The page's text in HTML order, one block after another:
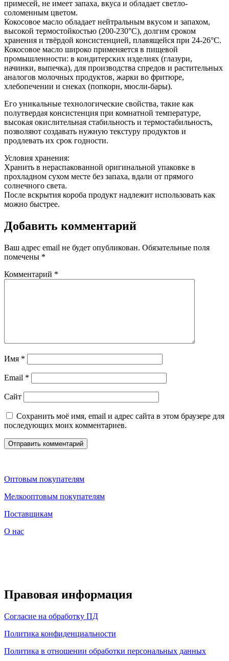
примесей, не имеет запаха, вкуса и обладает светло-
соломенным цветом.
Кокосовое масло обладает нейтральным вкусом и запахом,
высокой термостойкостью (200-230°C), долгим сроком
хранения и твёрдой консистенцией, плавящейся при 24-26°C.
Кокосовое масло широко применяется в пищевой
промышленности: в кондитерских изделиях (глазури,
начинки, выпечка), для производства спредов и растительных
аналогов молочных продуктов, жарки во фритюре,
хлебопечении и снеках (попкорн, мюсли-бары).
Его уникальные технологические свойства, такие как
полутвердая консистенция при комнатной температуре,
высокая окислительная стабильность и термостабильность,
позволяют создавать нужную текстуру продуктов и
продлевать их срок годности.
Условия хранения:
Хранить в нераспакованной оригинальной упаковке в
прохладном сухом месте без запаха, вдали от прямого
солнечного света.
После вскрытия короба продукт надлежит использовать как
можно быстрее.
Добавить комментарий
Ваш адрес email не будет опубликован. Обязательные поля
помечены *
Комментарий *
Имя *
Email *
Сайт
Сохранить моё имя, email и адрес сайта в этом браузере для
последующих моих комментариев.
Оптовым покупателям
Мелкооптовым покупателям
Поставщикам
О нас
Правовая информация
Согласие на обработку ПД
Политика конфиденциальности
Политика в отношении обработки персональных данных